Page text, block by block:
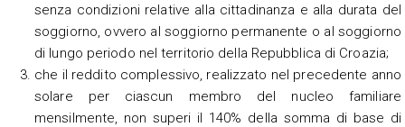
senza condizioni relative alla cittadinanza e alla durata del
soggiorno, ovvero al soggiorno permanente o al soggiorno
di lungo periodo nel territorio della Repubblica di Croazia;
che il reddito complessivo, realizzato nel precedente anno
solare per ciascun membro del nucleo familiare
mensilmente, non superi il 140% della somma di base di